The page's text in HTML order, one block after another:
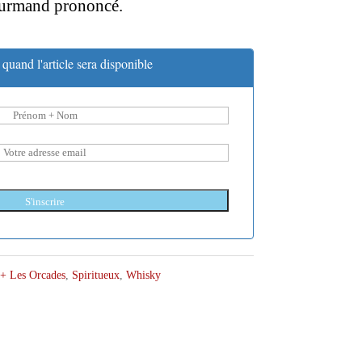
prononcé.
l'article sera disponible
S'inscrire
Les Orcades, Spiritueux, Whisky